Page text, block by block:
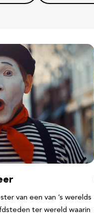
van een van ’s werelds
ter wereld waarin